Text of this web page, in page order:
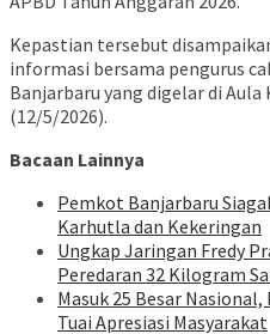
Kepastian tersebut
informasi bersama pengurus
Banjarbaru yang digelar di
(12/5/2026).
Bacaan Lainnya
Pemkot Banjarbaru
Karhutla dan Kekeringan
Ungkap Jaringan Fredy
Peredaran 32 Kilogram
Masuk 25 Besar
Tuai Apresiasi Masyarakat